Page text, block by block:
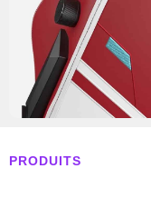
PRODUITS